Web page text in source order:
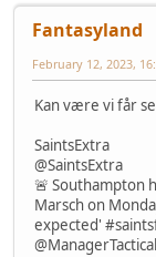
Fantasyland
February 12, 2023,
Kan være vi får se
SaintsExtra
@SaintsExtra
🚨 Southampton
Marsch on
expected'
@ManagerTactical